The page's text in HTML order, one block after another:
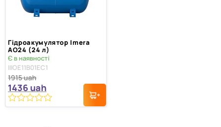
Гідроакумулятор Imera
AO24 (24 л)
Є в наявності
IIIOE11B01EC1
1915uah
1436 uah